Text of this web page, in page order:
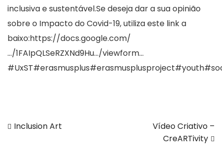
inclusiva e sustentável.Se deseja dar a sua opinião
sobre o Impacto do Covid-19, utiliza este link a
baixo:https://docs.google.com/
…/1FAIpQLSeRZXNd9Hu…/viewform…
#UxST#erasmusplus#erasmusplusproject#youth
Navegação
Inclusion Art
Vídeo Criativo –
CreARTivity